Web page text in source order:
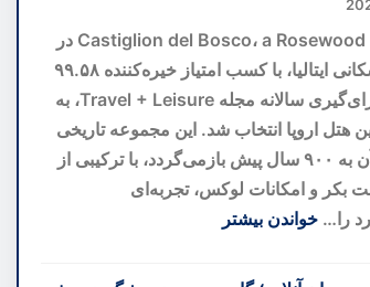
هتل Castiglion del Bosco، a Rosewood Hotel در
منطقه توسکانی ایتالیا، با کسب امتیاز خیره‌کننده ۹۹.۵۸
از ۱۰۰ در رای‌گیری سالانه مجله Travel + Leisure، به
هتل اروپا انتخاب شد. این مجموعه تاریخی
که قدمت آن به ۹۰۰ سال پیش بازمی‌گردد، با ترکیبی از
بکر و امکانات لوکس، تجربه‌ای
را… خواندن بیشتر